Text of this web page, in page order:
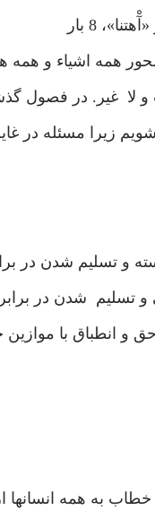
لا غير. در فصول
زيرا مسئله در
و تسليم شدن در
و تسليم شدن در
و انطباق با